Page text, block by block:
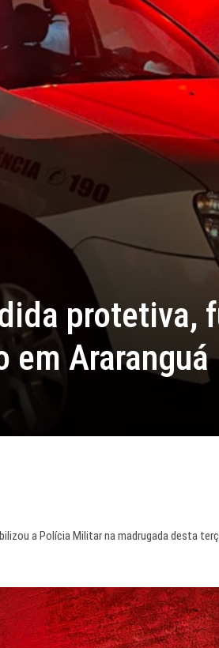
protetiva,
em Araranguá
a Polícia Militar na madrugada desta